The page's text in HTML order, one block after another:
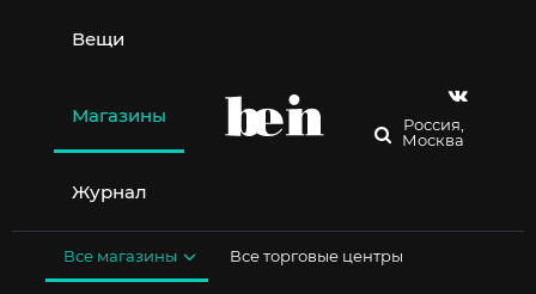
содержимому
Вещи
Магазины
Журнал
Россия,
Москва
Все магазины Все торговые центры